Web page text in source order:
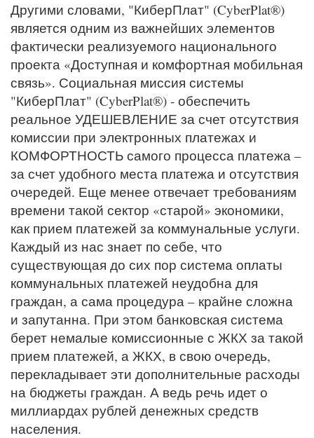
Другими словами, "КиберПлат" (CyberPlat®)
является одним из важнейших элементов
фактически реализуемого национального
проекта «Доступная и комфортная мобильная
связь». Социальная миссия системы
"КиберПлат" (CyberPlat®) - обеспечить
реальное УДЕШЕВЛЕНИЕ за счет отсутствия
комиссии при электронных платежах и
КОМФОРТНОСТЬ самого процесса платежа –
за счет удобного места платежа и отсутствия
очередей. Еще менее отвечает требованиям
времени такой сектор «старой» экономики,
как прием платежей за коммунальные услуги.
Каждый из нас знает по себе, что
существующая до сих пор система оплаты
коммунальных платежей неудобна для
граждан, а сама процедура – крайне сложна
и запутанна. При этом банковская система
берет немалые комиссионные с ЖКХ за такой
прием платежей, а ЖКХ, в свою очередь,
перекладывает эти дополнительные расходы
на бюджеты граждан. А ведь речь идет о
миллиардах рублей денежных средств
населения.